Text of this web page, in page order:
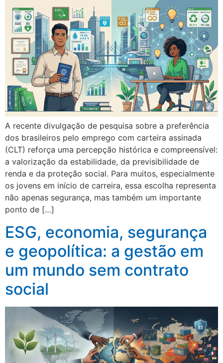
A recente divulgação de pesquisa sobre a preferência
dos brasileiros pelo emprego com carteira assinada
(CLT) reforça uma percepção histórica e compreensível:
a valorização da estabilidade, da previsibilidade de
renda e da proteção social. Para muitos, especialmente
os jovens em início de carreira, essa escolha representa
não apenas segurança, mas também um importante
ponto de […]
ESG, economia, segurança
e geopolítica: a gestão em
um mundo sem contrato
social